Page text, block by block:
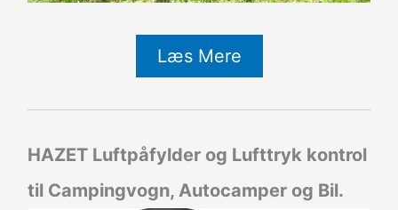
Læs Mere
HAZET Luftpåfylder og Lufttryk kontrol
til Campingvogn, Autocamper og Bil.